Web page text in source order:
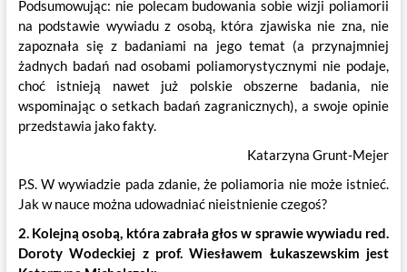
Podsumowując: nie polecam budowania sobie wizji poliamorii
na podstawie wywiadu z osobą, która zjawiska nie zna, nie
zapoznała się z badaniami na jego temat (a przynajmniej
żadnych badań nad osobami poliamorystycznymi nie podaje,
choć istnieją nawet już polskie obszerne badania, nie
wspominając o setkach badań zagranicznych), a swoje opinie
przedstawia jako fakty.
Katarzyna Grunt-Mejer
P.S. W wywiadzie pada zdanie, że poliamoria nie może istnieć.
Jak w nauce można udowadniać nieistnienie czegoś?
2. Kolejną osobą, która zabrała głos w sprawie wywiadu red.
Doroty Wodeckiej z prof. Wiesławem Łukaszewskim jest